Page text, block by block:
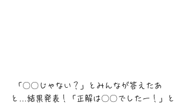
と…結果発表！「正解は〇〇でしたー！」と